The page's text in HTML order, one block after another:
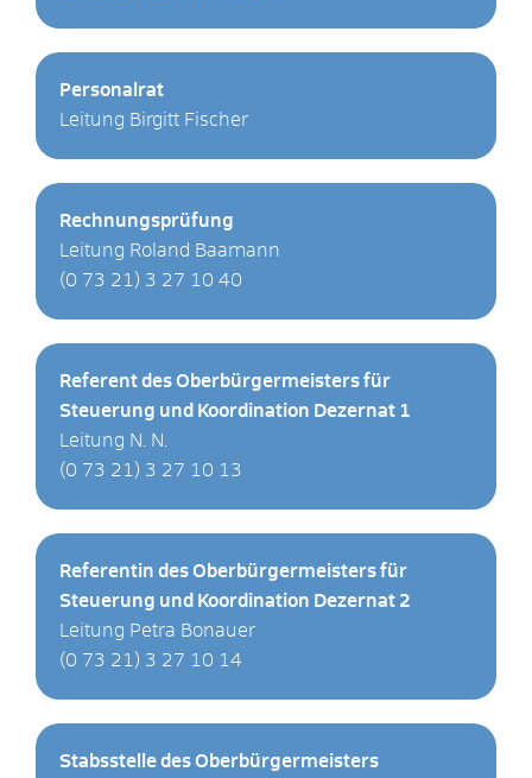
Personalrat
Leitung Birgitt Fischer
Rechnungsprüfung
Leitung Roland Baamann
(0 73 21) 3 27 10 40
Referent des Oberbürgermeisters für
Steuerung und Koordination Dezernat 1
Leitung N. N.
(0 73 21) 3 27 10 13
Referentin des Oberbürgermeisters für
Steuerung und Koordination Dezernat 2
Leitung Petra Bonauer
(0 73 21) 3 27 10 14
Stabsstelle des Oberbürgermeisters